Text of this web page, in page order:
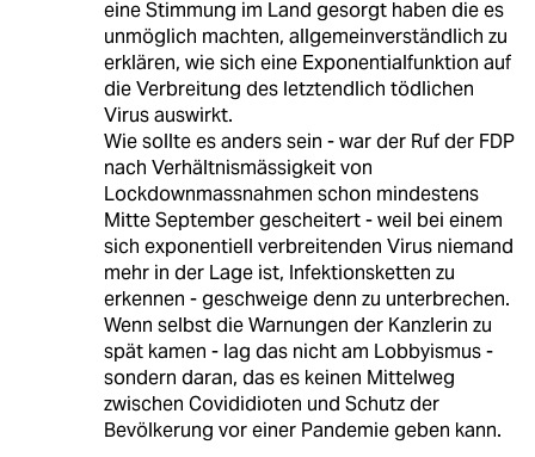
eine Stimmung im Land gesorgt haben die es
unmöglich machten, allgemeinverständlich zu
erklären, wie sich eine Exponentialfunktion auf
die Verbreitung des letztendlich tödlichen
Virus auswirkt.
Wie sollte es anders sein - war der Ruf der FDP
nach Verhältnismässigkeit von
Lockdownmassnahmen schon mindestens
Mitte September gescheitert - weil bei einem
sich exponentiell verbreitenden Virus niemand
mehr in der Lage ist, Infektionsketten zu
erkennen - geschweige denn zu unterbrechen.
Wenn selbst die Warnungen der Kanzlerin zu
spät kamen - lag das nicht am Lobbyismus -
sondern daran, das es keinen Mittelweg
zwischen Covididioten und Schutz der
Bevölkerung vor einer Pandemie geben kann.